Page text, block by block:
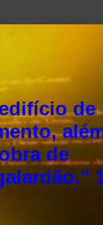
de
de